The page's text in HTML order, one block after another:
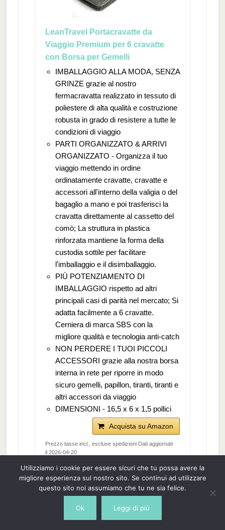
LeanTravel Portacravatte da
Viaggio Premium per 6 cravatte
con Borsa per Gemelli
IMBALLAGGIO ALLA MODA, SENZA
GRINZE grazie al nostro
fermacravatta realizzato in tessuto di
poliestere di alta qualità e costruzione
robusta in grado di resistere a tutte le
condizioni di viaggio
PARTI ORGANIZZATO & ARRIVI
ORGANIZZATO - Organizza il tuo
viaggio mettendo in ordine
ordinatamente cravatte, cravatte e
accessori all'interno della valigia o del
bagaglio a mano e poi trasferisci la
cravatta direttamente al cassetto del
comò; La struttura in plastica
rinforzata mantiene la forma della
custodia sottile per facilitare
l'imballaggio e il disimballaggio.
PIÙ POTENZIAMENTO DI
IMBALLAGGIO rispetto ad altri
principali casi di parità nel mercato; Si
adatta facilmente a 6 cravatte.
Cerniera di marca SBS con la
migliore qualità e tecnologia anti-catch
NON PERDERE I TUOI PICCOLI
ACCESSORI grazie alla nostra borsa
interna in rete per riporre in modo
sicuro gemelli, papillon, tiranti, tiranti e
altri accessori da viaggio
DIMENSIONI - 16,5 x 6 x 1,5 pollici
Acquista su Amazon
Prezzo tasse incl., escluse spedizioni Dati aggiornati
il 2026-04-20
NUOVO
Utilizziamo i cookie per essere sicuri che tu possa avere la
migliore esperienza sul nostro sito. Se continui ad utilizzare
questo sito noi assumiamo che tu ne sia felice.
Ok Leggi di più